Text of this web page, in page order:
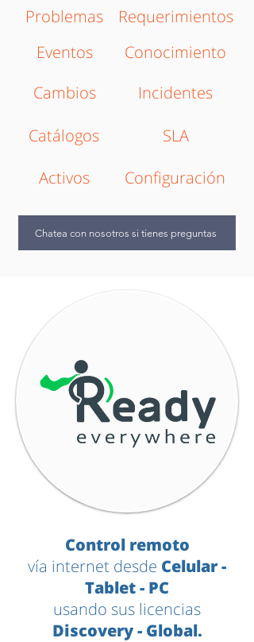
Problemas
Requerimientos
Eventos
Conocimiento
Cambios
Incidentes
Catálogos
SLA
Activos
Configuración
Chatea con nosotros si tienes preguntas
Control remoto
vía internet desde Celular -
Tablet - PC
usando sus licencias
Discovery - Global.